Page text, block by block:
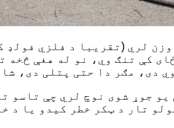
پرته، وال کنیکټر زموږ د ازموینې په حوض کې ترټولو سپک ماډل دی، چې
جوړ شوی نوچ لري چې تاسو
تار د ټکر خطر کیدو یا د